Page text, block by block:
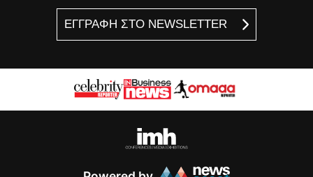
ΕΓΓΡΑΦΗ ΣΤΟ NEWSLETTER